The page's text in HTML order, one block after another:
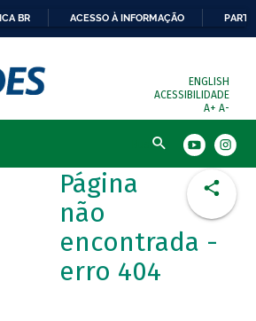
BR ACESSO À INFORMAÇÃO
ENGLISH
ACESSIBILIDADE
A+ A-
Busca
Página
não
encontrada -
erro 404